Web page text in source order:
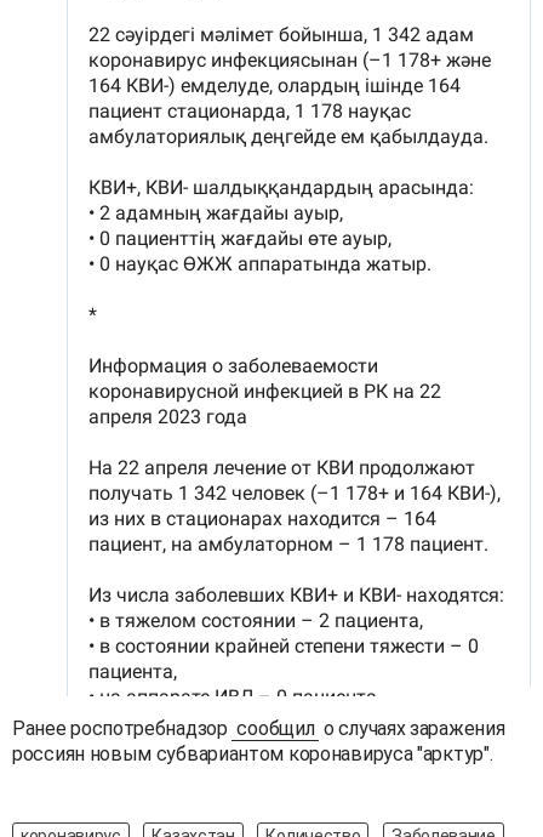
Ранее роспотребнадзор сообщил о случаях заражения
россиян новым субвариантом коронавируса "арктур".